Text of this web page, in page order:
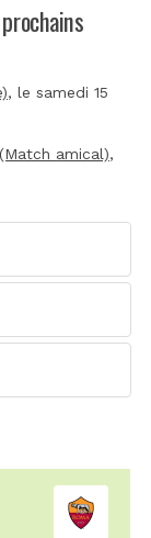
, le samedi 15
amical),